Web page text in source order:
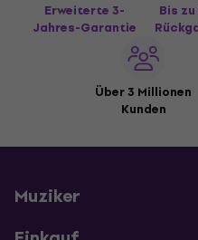
Erweiterte 3-
Jahres-Garantie
Bis
Über 3 Millionen
Kunden
Muziker